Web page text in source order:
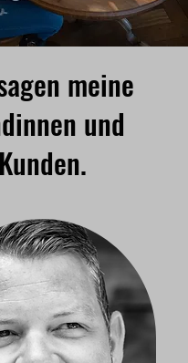
meine
und
Kunden.